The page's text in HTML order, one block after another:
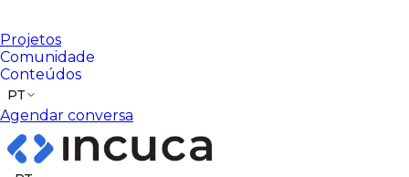
Projetos
Comunidade
Conteúdos
PT
Agendar conversa